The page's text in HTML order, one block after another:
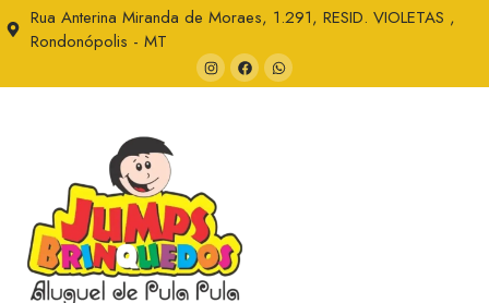
Rua Anterina Miranda de Moraes, 1.291, RESID. VIOLETAS ,
Rondonópolis - MT